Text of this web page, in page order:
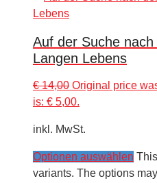
Auf der Suche
Langen Lebens
€14,00 Original price
is: € 5,00.
inkl. MwSt.
Optionen auswählen
variants. The options